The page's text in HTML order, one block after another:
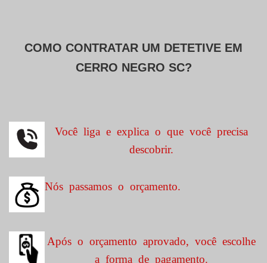
COMO CONTRATAR UM DETETIVE EM
CERRO NEGRO SC?
Você liga e explica o que você precisa
descobrir.
Nós passamos o orçamento.
Após o orçamento aprovado, você escolhe
a forma de pagamento.